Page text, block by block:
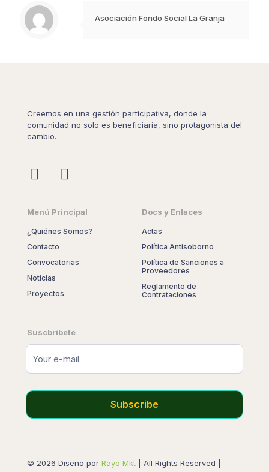
Asociación Fondo Social La Granja
Creemos en una gestión participativa, donde la
comunidad no solo es beneficiaria, sino protagonista del
cambio.
Menú Principal
¿Quiénes Somos?
Contacto
Convocatorias
Noticias
Proyectos
Docs y Enlaces
Actas
Política Antisoborno
Política de Sanciones a
Proveedores
Reglamento de
Contrataciones
Suscbríbete
© 2026 Diseño por Rayo Mkt | All Rights Reserved |